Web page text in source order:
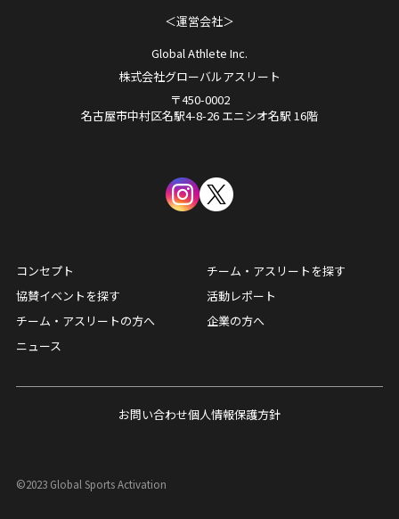
＜運営会社＞
Global Athlete Inc.
株式会社グローバルアスリート
〒450-0002
名古屋市中村区名駅4-8-26 エニシオ名駅 16階
コンセプト
チーム・アスリートを探す
協賛イベントを探す
活動レポート
チーム・アスリートの方へ
企業の方へ
ニュース
お問い合わせ個人情報保護方針
©2023 Global Sports Activation